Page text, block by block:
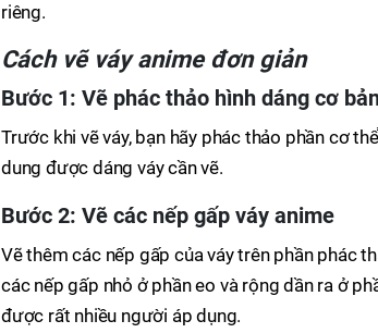
riêng.
Cách vẽ váy anime đơn giản
Bước 1: Vẽ phác thảo hình dáng cơ
Trước khi vẽ váy, bạn hãy phác thảo phần cơ
dung được dáng váy cần vẽ.
Bước 2: Vẽ các nếp gấp váy anime
Vẽ thêm các nếp gấp của váy trên phần phác
các nếp gấp nhỏ ở phần eo và rộng dần ra ở
được rất nhiều người áp dụng.